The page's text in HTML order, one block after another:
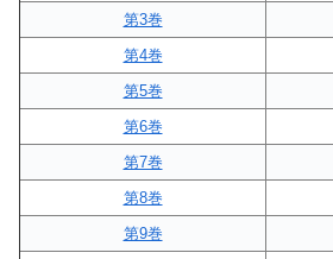
第3巻
第4巻
第5巻
第6巻
第7巻
第8巻
第9巻